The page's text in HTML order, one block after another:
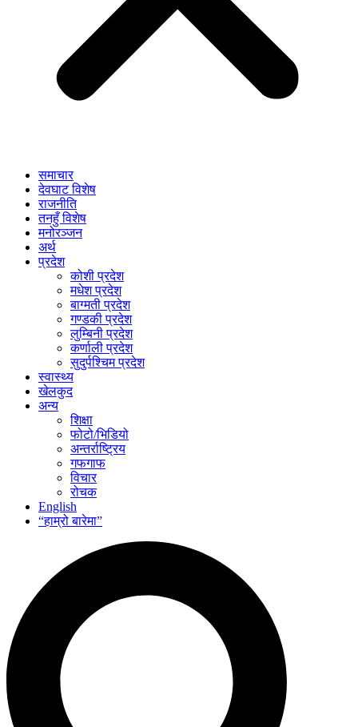
समाचार
देवघाट विशेष
राजनीति
तनहुँ विशेष
मनोरञ्जन
अर्थ
प्रदेश
कोशी प्रदेश
मधेश प्रदेश
बाग्मती प्रदेश
गण्डकी प्रदेश
लुम्बिनी प्रदेश
कर्णाली प्रदेश
सुदुर्पश्चिम प्रदेश
स्वास्थ्य
खेलकुद
अन्य
शिक्षा
फोटो/भिडियो
अन्तर्राष्ट्रिय
गफगाफ
विचार
रोचक
English
“हाम्रो बारेमा”